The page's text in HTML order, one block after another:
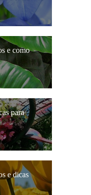
e como
para
e dicas